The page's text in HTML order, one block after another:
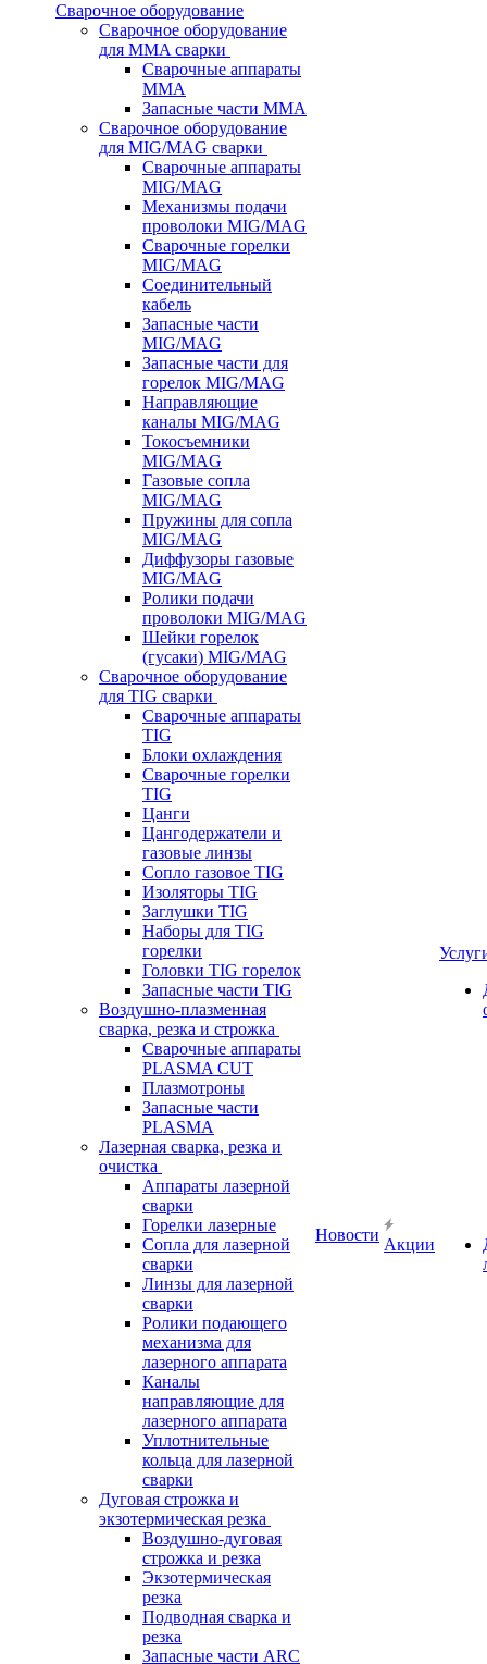
Сварочное оборудование
Сварочное оборудование
для MMA сварки
Сварочные аппараты
MMA
Запасные части MMA
Сварочное оборудование
для MIG/MAG сварки
Сварочные аппараты
MIG/MAG
Механизмы подачи
проволоки MIG/MAG
Сварочные горелки
MIG/MAG
Соединительный
кабель
Запасные части
MIG/MAG
Запасные части для
горелок MIG/MAG
Направляющие
каналы MIG/MAG
Токосъемники
MIG/MAG
Газовые сопла
MIG/MAG
Пружины для сопла
MIG/MAG
Диффузоры газовые
MIG/MAG
Ролики подачи
проволоки MIG/MAG
Шейки горелок
(гусаки) MIG/MAG
Сварочное оборудование
для TIG сварки
Сварочные аппараты
TIG
Блоки охлаждения
Сварочные горелки
TIG
Цанги
Цангодержатели и
газовые линзы
Сопло газовое TIG
Изоляторы TIG
Заглушки TIG
Наборы для TIG
горелки
Головки TIG горелок
Запасные части TIG
Воздушно-плазменная
сварка, резка и строжка
Сварочные аппараты
PLASMA CUT
Плазмотроны
Запасные части
PLASMA
Лазерная сварка, резка и
очистка
Аппараты лазерной
сварки
Горелки лазерные
Сопла для лазерной
сварки
Линзы для лазерной
сварки
Ролики подающего
механизма для
лазерного аппарата
Каналы
направляющие для
лазерного аппарата
Уплотнительные
кольца для лазерной
сварки
Дуговая строжка и
экзотермическая резка
Воздушно-дуговая
строжка и резка
Экзотермическая
резка
Подводная сварка и
резка
Запасные части ARC
Новости
Акции